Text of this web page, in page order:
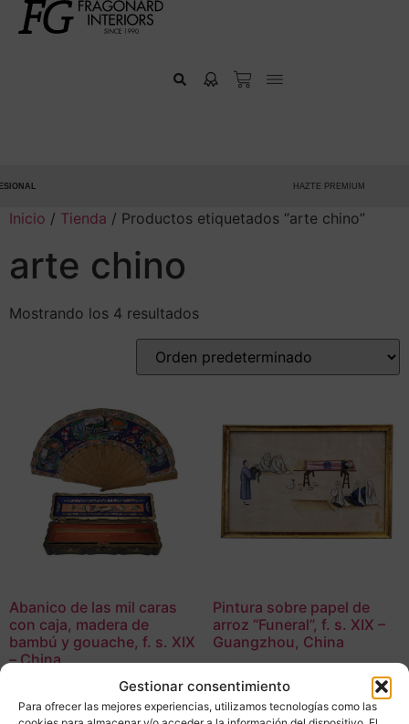
Gestionar consentimiento
Para ofrecer las mejores experiencias, utilizamos tecnologías como las
HAZTE PREMIUM
Inicio / Tienda / Productos etiquetados “arte chino”
arte chino
Mostrando los 4 resultados
Abanico de las mil caras
con caja, madera de
bambú y gouache, f. s. XIX
– China
Pintura sobre papel de
arroz “Funeral”, f. s. XIX –
Guangzhou, China
150,00€
Adquirir